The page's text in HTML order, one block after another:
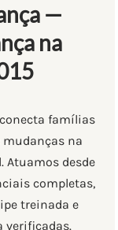
—
na
famílias
na
Atuamos desde
completas,
treinada e
verificadas.